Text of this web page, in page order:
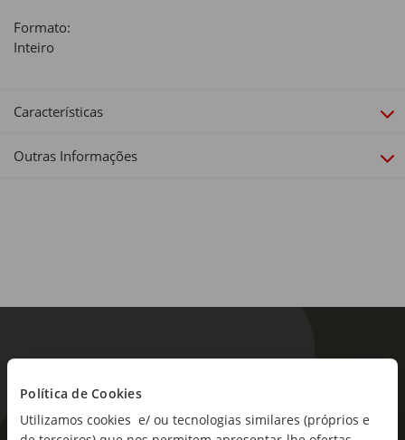
Política de Cookies
Utilizamos cookies e/ ou tecnologias similares (próprios e
Formato:
Inteiro
Características
Outras Informações